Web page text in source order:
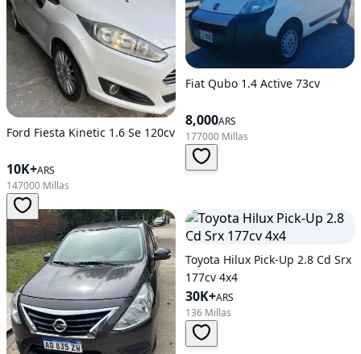
Ford Fiesta Kinetic 1.6 Se 120cv
10K+ARS
147000 Millas
Fiat Qubo 1.4 Active 73cv
8,000ARS
177000 Millas
Toyota Hilux Pick-Up 2.8 Cd Srx
177cv 4x4
30K+ARS
136 Millas